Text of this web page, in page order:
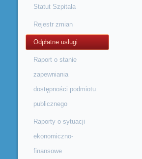
Statut Szpitala
Rejestr zmian
Odpłatne usługi
Raport o stanie
zapewniania
dostępności podmiotu
publicznego
Raporty o sytuacji
ekonomiczno-
finansowe